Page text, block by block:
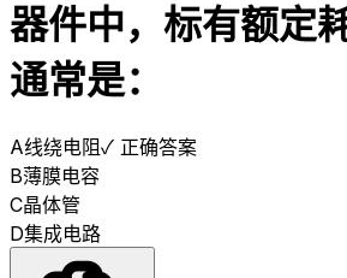
器件中，标有额定
通常是：
A线绕电阻✓ 正确答案
B薄膜电容
C晶体管
D集成电路